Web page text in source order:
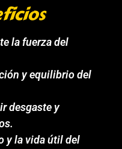
la fuerza del
y equilibrio del
desgaste y
y la vida útil del